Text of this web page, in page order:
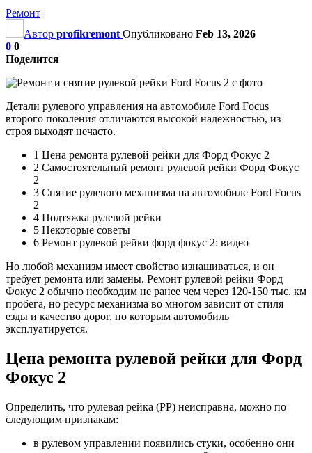
Ремонт
Автор profikremont Опубликовано Feb 13, 2026
0 0
Поделится
Детали рулевого управления на автомобиле Ford Focus
второго поколения отличаются высокой надежностью, из
строя выходят нечасто.
1 Цена ремонта рулевой рейки для Форд Фокус 2
2 Самостоятельный ремонт рулевой рейки Форд Фокус
2
3 Снятие рулевого механизма на автомобиле Ford Focus
2
4 Подтяжка рулевой рейки
5 Некоторые советы
6 Ремонт рулевой рейки форд фокус 2: видео
Но любой механизм имеет свойство изнашиваться, и он
требует ремонта или замены. Ремонт рулевой рейки Форд
Фокус 2 обычно необходим не ранее чем через 120-150 тыс. км
пробега, но ресурс механизма во многом зависит от стиля
езды и качество дорог, по которым автомобиль
эксплуатируется.
Цена ремонта рулевой рейки для Форд
Фокус 2
Определить, что рулевая рейка (РР) неисправна, можно по
следующим признакам:
в рулевом управлении появились стуки, особенно они